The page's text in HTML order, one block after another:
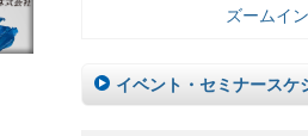
ズームイ
イベント・セミナースケ